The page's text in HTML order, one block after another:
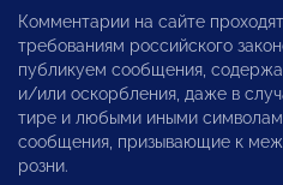
Комментарии на сайте
требованиям российского
публикуем сообщения,
и/или оскорбления, даже в
тире и любыми иными
сообщения, призывающие к
розни.